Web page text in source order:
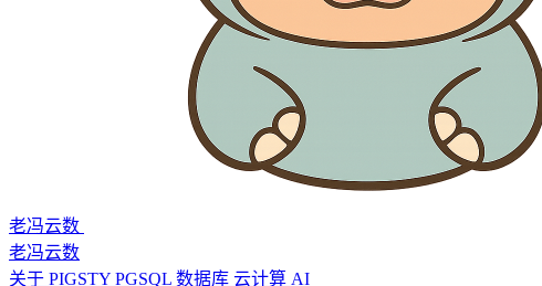
老冯云数
老冯云数
关于 PIGSTY PGSQL 数据库 云计算 AI